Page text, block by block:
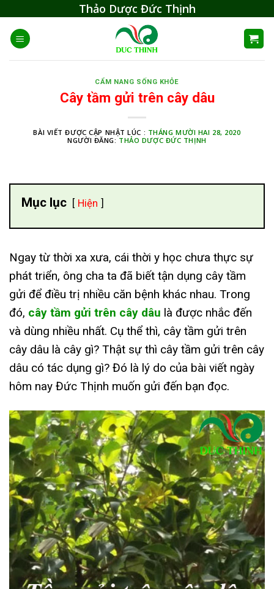
content
Thảo Dược Đức Thịnh
CẨM NANG SỐNG KHỎE
Cây tầm gửi trên cây dâu
BÀI VIẾT ĐƯỢC CẬP NHẬT LÚC : THÁNG MƯỜI HAI 28, 2020
NGƯỜI ĐĂNG: THẢO DƯỢC ĐỨC THỊNH
Mục lục Hiện
Ngay từ thời xa xưa, cái thời y học chưa thực sự
phát triển, ông cha ta đã biết tận dụng cây tầm
gửi để điều trị nhiều căn bệnh khác nhau. Trong
đó, cây tầm gửi trên cây dâu là được nhắc đến
và dùng nhiều nhất. Cụ thể thì, cây tầm gửi trên
cây dâu là cây gì? Thật sự thì cây tầm gửi trên cây
dâu có tác dụng gì? Đó là lý do của bài viết ngày
hôm nay Đức Thịnh muốn gửi đến bạn đọc.